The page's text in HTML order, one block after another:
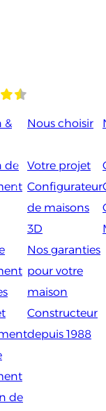
&
de
de
Nous choisir
Votre projet
Configurateur
de maisons
3D
Nos garanties
pour votre
maison
Constructeur
depuis 1988